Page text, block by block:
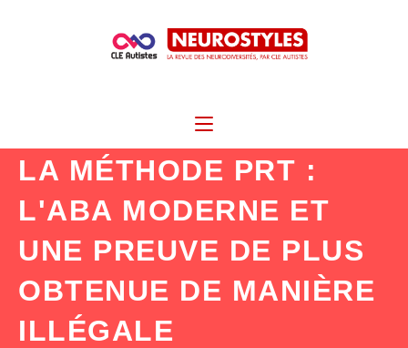
LA MÉTHODE PRT :
L'ABA MODERNE ET
UNE PREUVE DE PLUS
OBTENUE DE MANIÈRE
ILLÉGALE